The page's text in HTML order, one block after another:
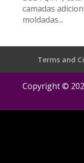
camadas
moldadas...
Terms and
Copyright ©